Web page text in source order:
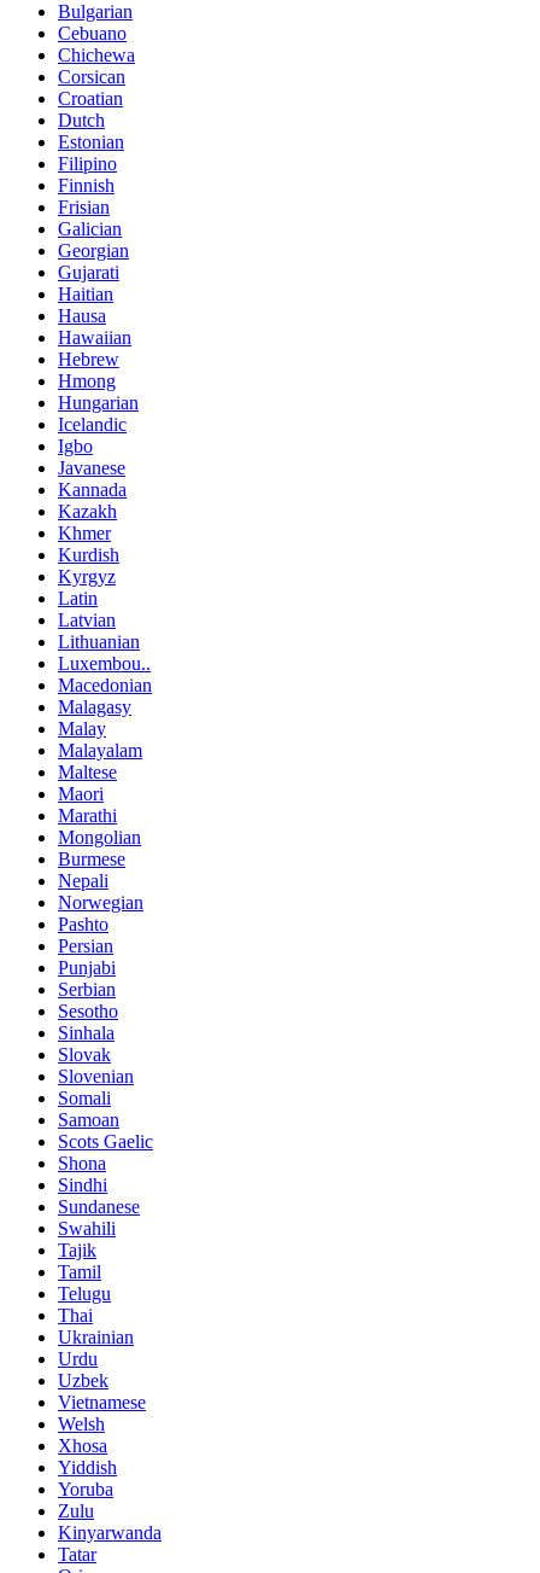
Bulgarian
Cebuano
Chichewa
Corsican
Croatian
Dutch
Estonian
Filipino
Finnish
Frisian
Galician
Georgian
Gujarati
Haitian
Hausa
Hawaiian
Hebrew
Hmong
Hungarian
Icelandic
Igbo
Javanese
Kannada
Kazakh
Khmer
Kurdish
Kyrgyz
Latin
Latvian
Lithuanian
Luxembou..
Macedonian
Malagasy
Malay
Malayalam
Maltese
Maori
Marathi
Mongolian
Burmese
Nepali
Norwegian
Pashto
Persian
Punjabi
Serbian
Sesotho
Sinhala
Slovak
Slovenian
Somali
Samoan
Scots Gaelic
Shona
Sindhi
Sundanese
Swahili
Tajik
Tamil
Telugu
Thai
Ukrainian
Urdu
Uzbek
Vietnamese
Welsh
Xhosa
Yiddish
Yoruba
Zulu
Kinyarwanda
Tatar